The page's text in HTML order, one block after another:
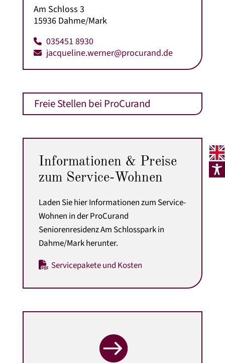
Am Schloss 3
15936 Dahme/Mark
035451 8930
jacqueline.werner@procurand.de
Freie Stellen bei ProCurand
Informationen & Preise
zum Service-Wohnen
Laden Sie hier Informationen zum Service-
Wohnen in der ProCurand
Seniorenresidenz Am Schlosspark in
Dahme/Mark herunter.
Servicepakete und Kosten
